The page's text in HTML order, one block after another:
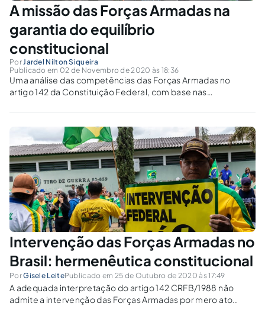
A missão das Forças Armadas na
garantia do equilíbrio
constitucional
Por Jardel Nilton Siqueira
Publicado em 02 de Novembro de 2020 às 18:36
Uma análise das competências das Forças Armadas no
artigo 142 da Constituição Federal, com base nas
texto do Anteprojeto Afonso Arinos.
Intervenção das Forças Armadas no
Brasil: hermenêutica constitucional
PorGisele LeitePublicado em 25 de Outubro de 2020 às 17:49
A adequada interpretação do artigo 142 CRFB/1988 não
admite a intervenção das Forças Armadas por mero ato